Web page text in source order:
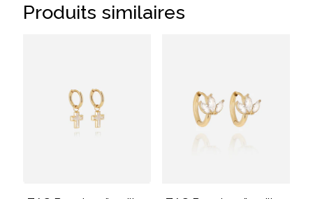
Produits similaires